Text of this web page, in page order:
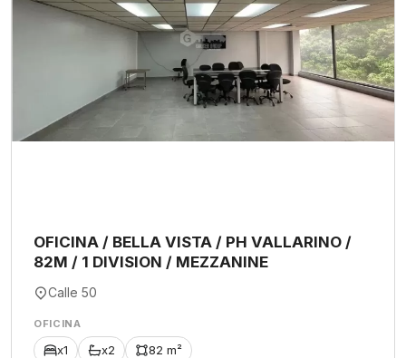
OFICINA / BELLA VISTA / PH VALLARINO /
82M / 1 DIVISION / MEZZANINE
Calle 50
OFICINA
x1 x2 82 m²